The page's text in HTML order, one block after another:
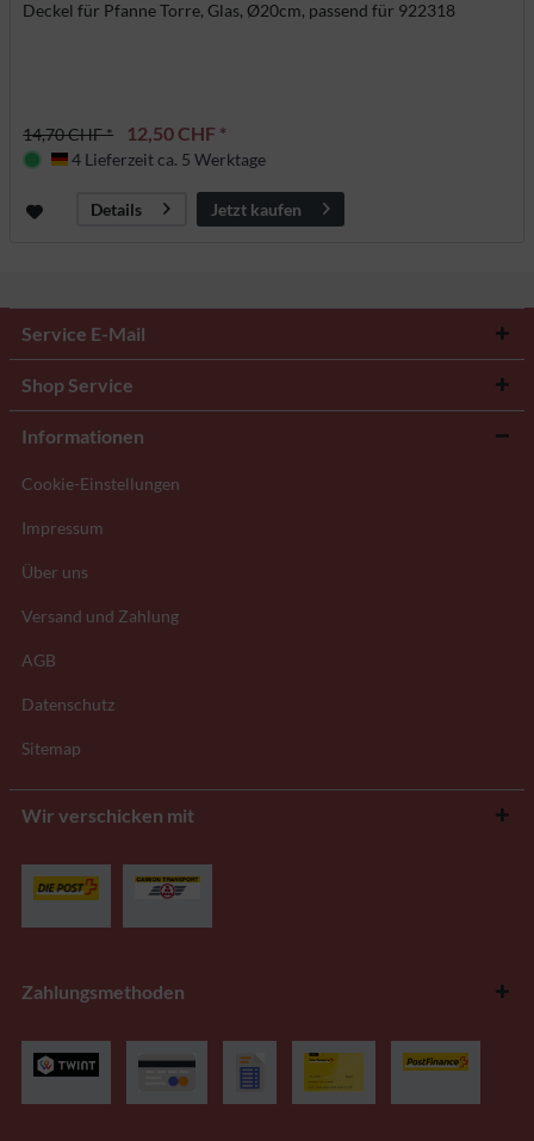
Deckel für Pfanne Torre, Glas, Ø20cm, passend für 922318
14,70 CHF * 12,50 CHF *
Deutschland
4 Lieferzeit ca. 5 Werktage
Details Jetzt kaufen
Service E-Mail
Shop Service
Informationen
Cookie-Einstellungen
Impressum
Über uns
Versand und Zahlung
AGB
Datenschutz
Sitemap
Wir verschicken mit
Zahlungsmethoden